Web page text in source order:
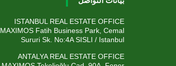
ISTANBUL REAL ESTATE OFFICE
MAXIMOS Fatih Business Park, Cemal
Sururi Sk. No:4A SISLI / Istanbul
ANTALYA REAL ESTATE OFFICE